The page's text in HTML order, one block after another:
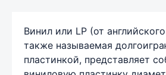
Винил или LP (от
также называемая
пластинкой, представляет